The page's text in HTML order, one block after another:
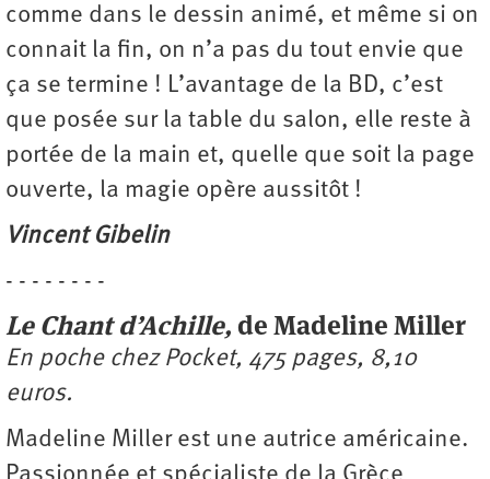
comme dans le dessin animé, et même si on
connait la fin, on n’a pas du tout envie que
ça se termine ! L’avantage de la BD, c’est
que posée sur la table du salon, elle reste à
portée de la main et, quelle que soit la page
ouverte, la magie opère aussitôt !
Vincent Gibelin
- - - - - - - -
Le Chant d’Achille,de Madeline Miller
En poche chez Pocket, 475 pages, 8,10
euros.
Madeline Miller est une autrice américaine.